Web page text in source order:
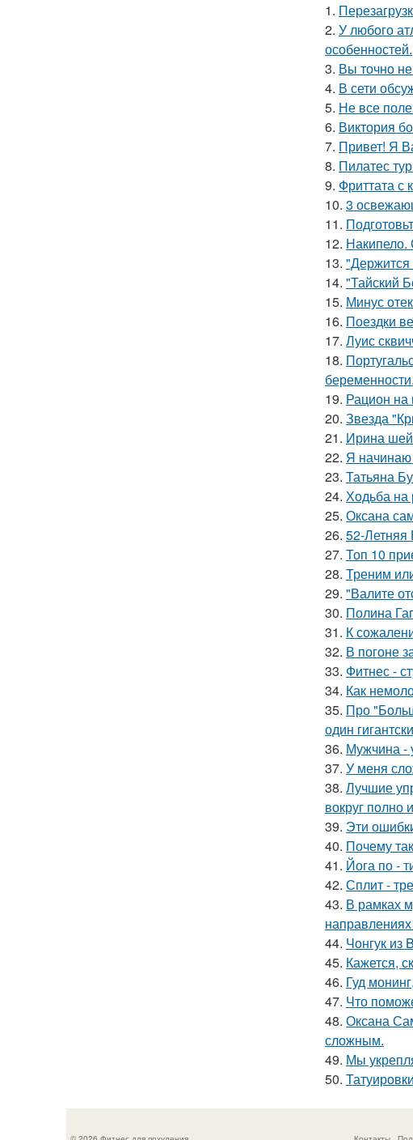
1.
2. У любого
особенностей.
3. Вы точно
4. В сети
5. Не все
6. Виктория
7. Привет! Я
8. Пилатес
9. Фриттата с
10. 3
11.
12. Накипело.
13. "Держится
14. "Тайский
15. Минус
16. Поездки
17. Луис
18.
беременности.
19. Рацион на
20. Звезда
21. Ирина
22. Я начинаю
23. Татьяна
24. Ходьба на
25. Оксана
26. 52-Летняя
27. Топ 10
28. Треним
29. "Валите
30. Полина
31. К
32. В погоне
33. Фитнес -
34. Как
35. Про
один
36. Мужчина -
37. У меня
38. Лучшие
вокруг
39. Эти
40. Почему
41. Йога по -
42. Сплит -
43. В рамках
44. Чонгук из
45. Кажется,
46. Гуд
47. Что
48. Оксана
сложным.
49. Мы
50.